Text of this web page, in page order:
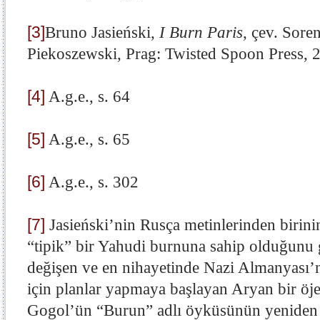
[3]Bruno Jasieński, I Burn Paris, çev.
Piekoszewski, Prag: Twisted Spoon Press,
[4] A.g.e., s. 64
[5] A.g.e., s. 65
[6] A.g.e., s. 302
[7] Jasieński’nin Rusça metinlerinden
“tipik” bir Yahudi burnuna sahip olduğunu
değişen ve en nihayetinde Nazi
için planlar yapmaya başlayan Aryan bir
Gogol’ün “Burun” adlı öyküsünün